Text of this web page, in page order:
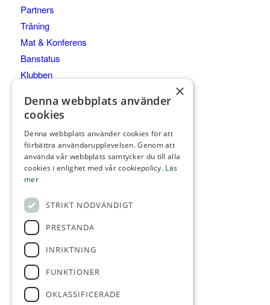
Partners
Träning
Mat & Konferens
Banstatus
Klubben
Kommittéer
KONTAKTA OSS
Gräppås Golfbaneväg 60
439 91 ONSALA
Telefon:
E-post: info@grappasgk.se
FÖLJ OSS
×
Denna webbplats använder
cookies
Denna webbplats använder cookies för att
förbättra användarupplevelsen. Genom att
använda vår webbplats samtycker du till alla
cookies i enlighet med vår cookiepolicy. Läs
mer
STRIKT NÖDVÄNDIGT
PRESTANDA
INRIKTNING
FUNKTIONER
OKLASSIFICERADE